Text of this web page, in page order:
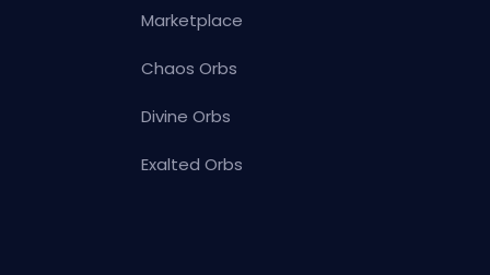
Marketplace
Chaos Orbs
Divine Orbs
Exalted Orbs